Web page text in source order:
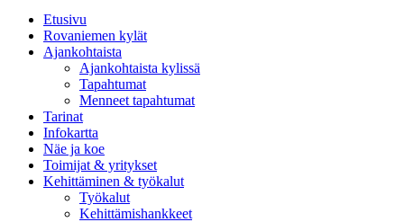
Etusivu
Rovaniemen kylät
Ajankohtaista
Ajankohtaista kylissä
Tapahtumat
Menneet tapahtumat
Tarinat
Infokartta
Näe ja koe
Toimijat & yritykset
Kehittäminen & työkalut
Työkalut
Kehittämishankkeet